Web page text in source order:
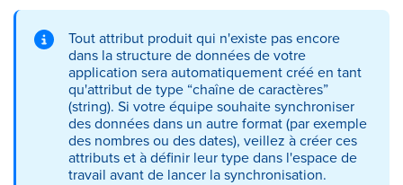
Tout attribut produit qui n'existe pas encore
dans la structure de données de votre
application sera automatiquement créé en tant
qu'attribut de type “chaîne de caractères”
(string). Si votre équipe souhaite synchroniser
des données dans un autre format (par exemple
des nombres ou des dates), veillez à créer ces
attributs et à définir leur type dans l'espace de
travail avant de lancer la synchronisation.